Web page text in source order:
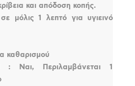
και απόδοση κοπής.
μόλις 1 λεπτό για υγιεινό
καθαρισμού
Ναι, Περιλαμβάνεται 1